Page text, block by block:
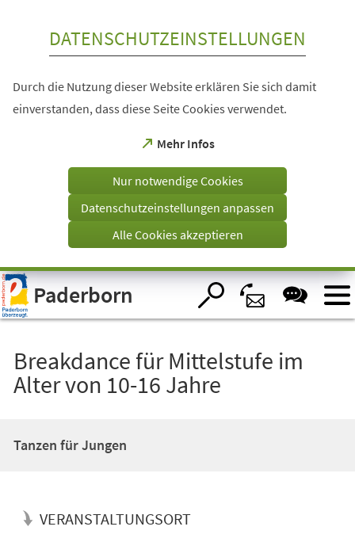
Visuelle
Assistenzsoftware
öffnen.
DATENSCHUTZEINSTELLUNGEN
Durch die Nutzung dieser Website erklären Sie sich damit
einverstanden, dass diese Seite Cookies verwendet.
Mehr Infos
(Öffnet
einem
Tab)
Nur notwendige Cookies
Datenschutzeinstellungen anpassen
Alle Cookies akzeptieren
Paderborn
Breakdance für Mittelstufe im
Alter von 10-16 Jahre
Tanzen für Jungen
VERANSTALTUNGSORT